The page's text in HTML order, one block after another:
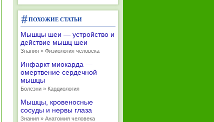
ПОХОЖИЕ СТАТЬИ
Мышцы шеи — устройство и
действие мышц шеи
Знания » Физиология человека
Инфаркт миокарда —
омертвение сердечной
мышцы
Болезни » Кардиология
Мышцы, кровеносные
сосуды и нервы глаза
Знания » Анатомия человека